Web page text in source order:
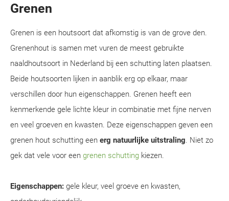
Grenen
Grenen is een houtsoort dat afkomstig is van de grove den.
Grenenhout is samen met vuren de meest gebruikte
naaldhoutsoort in Nederland bij een schutting laten plaatsen.
Beide houtsoorten lijken in aanblik erg op elkaar, maar
verschillen door hun eigenschappen. Grenen heeft een
kenmerkende gele lichte kleur in combinatie met fijne nerven
en veel groeven en kwasten. Deze eigenschappen geven een
grenen hout schutting een erg natuurlijke uitstraling. Niet zo
gek dat vele voor een grenen schutting kiezen.
Eigenschappen: gele kleur, veel groeve en kwasten,